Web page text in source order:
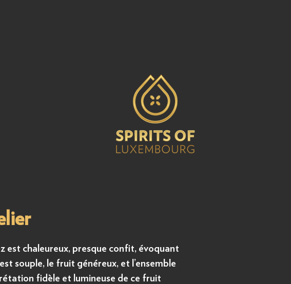
est chaleureux, presque confit, évoquant
souple, le fruit généreux, et l’ensemble
fidèle et lumineuse de ce fruit